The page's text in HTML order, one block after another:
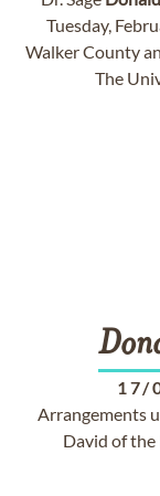
Tuesday,
Walker County
The
17/
Arrangements
David of the